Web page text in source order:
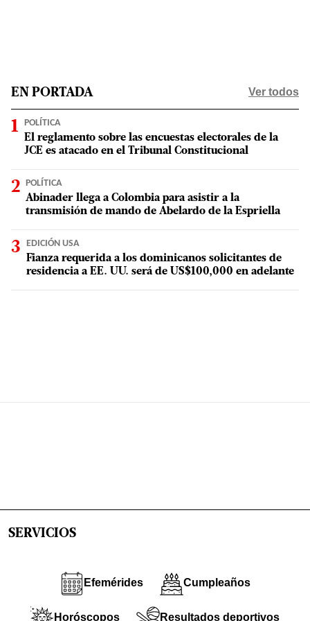
EN PORTADA Ver todos
POLÍTICA
El reglamento sobre las encuestas electorales de la
JCE es atacado en el Tribunal Constitucional
POLÍTICA
Abinader llega a Colombia para asistir a la
transmisión de mando de Abelardo de la Espriella
EDICIÓN USA
Fianza requerida a los dominicanos solicitantes de
residencia a EE. UU. será de US$100,000 en adelante
SERVICIOS
Efemérides Cumpleaños
Horóscopos Resultados deportivos